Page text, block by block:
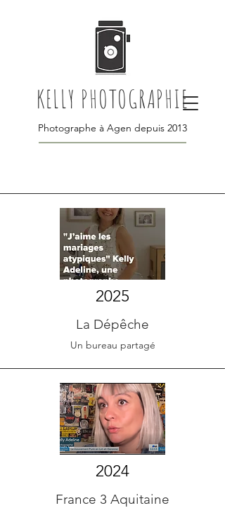
KELLY PHOTOGRAPHIE
Photographe à Agen depuis 2013
2025
La Dépêche
Un bureau partagé
2024
France 3 Aquitaine